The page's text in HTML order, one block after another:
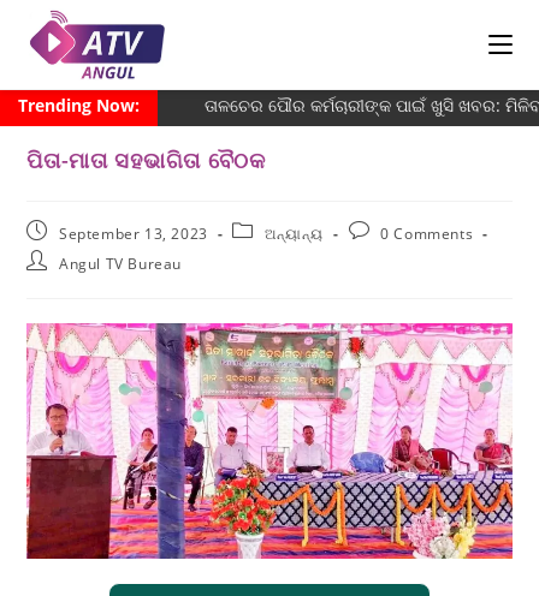
Trending Now: ତାଳଚେର ପୌର କର୍ମଚାରୀଙ୍କ ପାଇଁ ଖୁସି ଖବର:
ପିତା-ମାତା ସହଭାଗିତା ବୈଠକ
September 13, 2023 ଅନ୍ୟାନ୍ୟ
0 Comments
Angul TV Bureau